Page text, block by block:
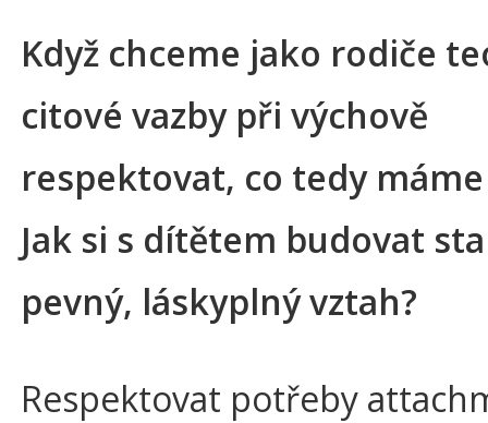
Když chceme jako rodiče
citové vazby při výchově
respektovat, co tedy
Jak si s dítětem budovat
pevný, láskyplný vztah?
Respektovat potřeby